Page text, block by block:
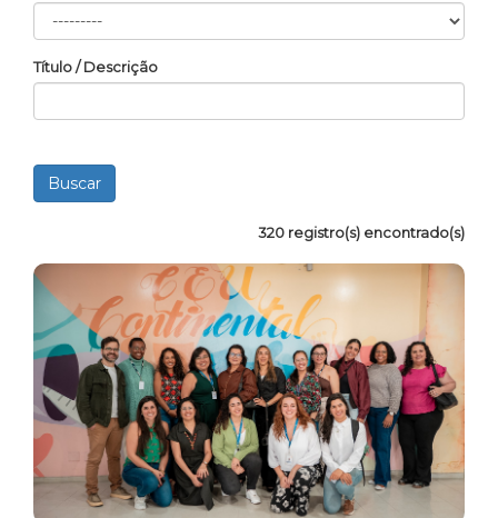
Título / Descrição
320 registro(s) encontrado(s)